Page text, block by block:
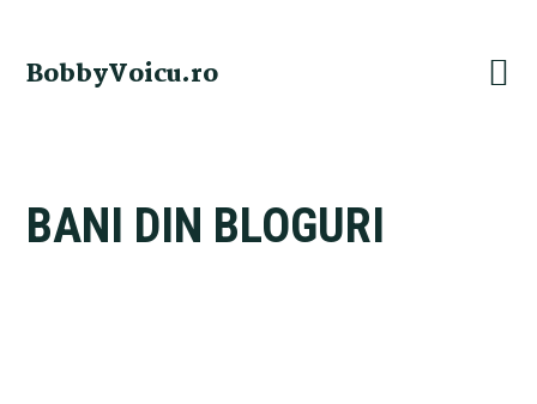
primary
main
primary
footer
BobbyVoicu.ro
BANI DIN BLOGURI